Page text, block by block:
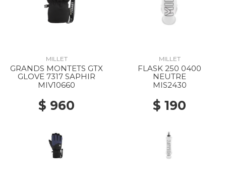
MILLET
GRANDS MONTETS GTX
GLOVE 7317 SAPHIR
MIV10660
$ 960
MILLET
FLASK 250 0400
NEUTRE
MIS2430
$ 190